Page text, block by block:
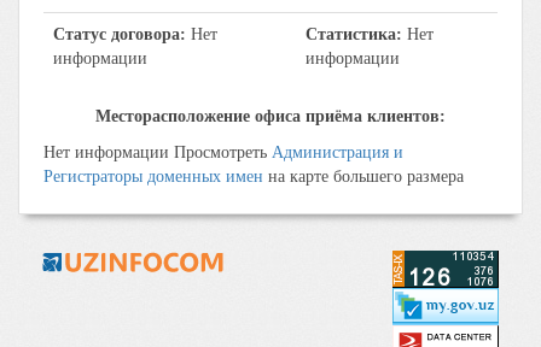
Статус договора: Нет
информации
Статистика: Нет
информации
Месторасположение офиса приёма клиентов:
Нет информации Просмотреть Администрация и
Регистраторы доменных имен на карте большего размера